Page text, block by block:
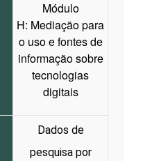
Módulo
H: Mediação para
o uso e fontes de
informação sobre
tecnologias
digitais
Dados de
pesquisa por